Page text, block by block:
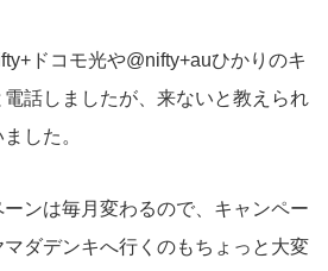
ドコモ光や@nifty+auひかりのキ
話しましたが、来ないと教えられ
した。
ンは毎月変わるので、キャンペー
ダデンキへ行くのもちょっと大変